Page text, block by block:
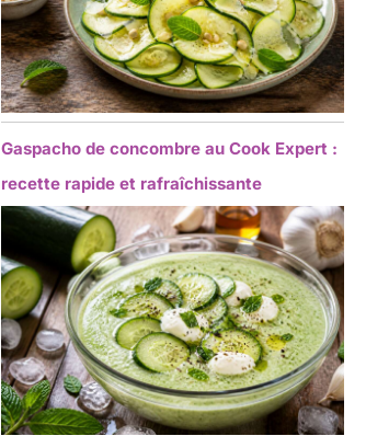
Gaspacho de concombre au Cook Expert :
recette rapide et rafraîchissante